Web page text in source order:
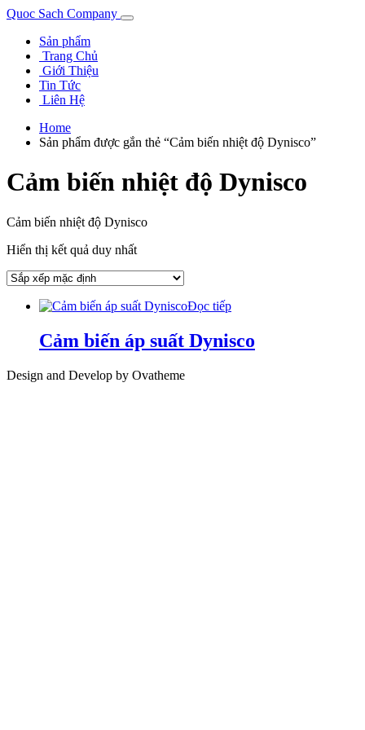
Quoc Sach Company
Sản phẩm
Trang Chủ
Giới Thiệu
Tin Tức
Liên Hệ
Home
Sản phẩm được gắn thẻ “Cảm biến nhiệt độ Dynisco”
Cảm biến nhiệt độ Dynisco
Cảm biến nhiệt độ Dynisco
Hiển thị kết quả duy nhất
Đọc tiếp
Cảm biến áp suất Dynisco
Design and Develop by Ovatheme